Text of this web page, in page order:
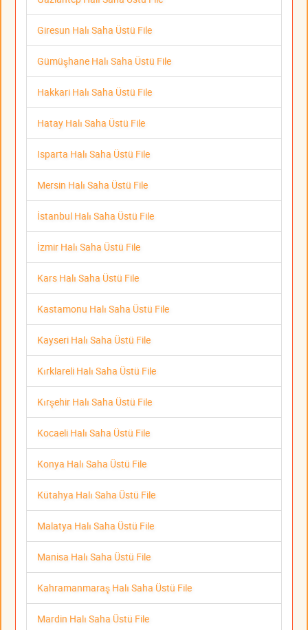
Giresun Halı Saha Üstü File
Gümüşhane Halı Saha Üstü File
Hakkari Halı Saha Üstü File
Hatay Halı Saha Üstü File
Isparta Halı Saha Üstü File
Mersin Halı Saha Üstü File
İstanbul Halı Saha Üstü File
İzmir Halı Saha Üstü File
Kars Halı Saha Üstü File
Kastamonu Halı Saha Üstü File
Kayseri Halı Saha Üstü File
Kırklareli Halı Saha Üstü File
Kırşehir Halı Saha Üstü File
Kocaeli Halı Saha Üstü File
Konya Halı Saha Üstü File
Kütahya Halı Saha Üstü File
Malatya Halı Saha Üstü File
Manisa Halı Saha Üstü File
Kahramanmaraş Halı Saha Üstü File
Mardin Halı Saha Üstü File